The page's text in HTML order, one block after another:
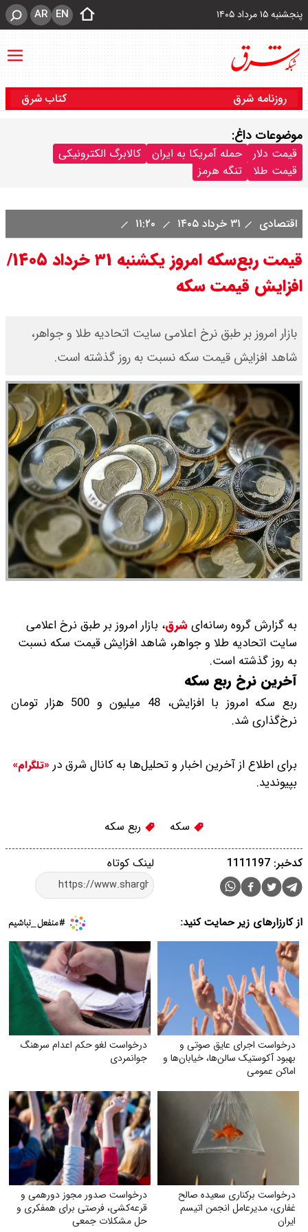
پنجشنبه ۱۵ مرداد ۱۴۰۵ EN
AR
روزنامه شرق کتاب شرق
موضوعات داغ:
قیمت دلار حمله آمریکا به ایران
کالابرگ الکترونیکی
قیمت طلا
تنگه هرمز
اقتصادی ۳۱ خرداد ۱۴۰۵
قیمت ربع‌سکه امروز یکشنبه ۳۱ خرداد ۱۴۰۵/
افزایش قیمت سکه
بازار امروز بر طبق نرخ اعلامی سایت اتحادیه طلا و جواهر،
شاهد افزایش قیمت‌‌‌‌ سکه نسبت به روز گذشته است.
به گزارش گروه رسانه‌ایشرق، بازار امروز بر طبق نرخ اعلامی
سایت اتحادیه طلا و جواهر، شاهد افزایش قیمت‌‌‌‌ سکه نسبت
به روز گذشته است.
آخرین نرخ ربع سکه
ربع سکه امروز با افزایش، 48 میلیون و 500 هزار تومان
نرخ‌گذاری شد.
برای اطلاع از آخرین اخبار و تحلیل‌ها به کانال شرق در «تلگرام»
بپیوندید.
سکه ربع سکه
لینک کوتاه کدخبر: 1111197
از کارزارهای زیر حمایت کنید:
درخواست اجرای عایق صوتی و
بهبود آکوستیک سالن‌ها، خیابان‌ها و
اماکن عمومی
درخواست لغو حکم اعدام سرهنگ
جوانمردی
درخواست برکناری سعیده صالح
غفاری، مدیرعامل انجمن اتیسم
ایران
درخواست صدور مجوز دورهمی و
قرعه‌کشی، فرصتی برای همفکری و
حل مشکلات جمعی